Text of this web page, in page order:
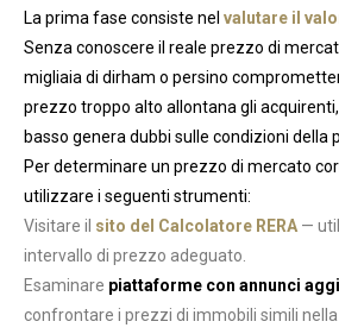
La prima fase consiste nel valutare il
Senza conoscere il reale prezzo di
migliaia di dirham o persino
prezzo troppo alto allontana gli
basso genera dubbi sulle condizioni della
Per determinare un prezzo di mercato
utilizzare i seguenti strumenti:
Visitare il sito del Calcolatore RERA —
intervallo di prezzo adeguato.
Esaminare piattaforme con annunci
confrontare i prezzi di immobili simili